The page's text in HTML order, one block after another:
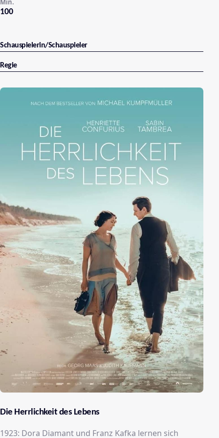
100
Schauspielerin/Schauspieler
Regie
Die Herrlichkeit des Lebens
1923: Dora Diamant und Franz Kafka lernen sich